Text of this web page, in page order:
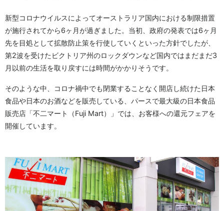
新型コロナウイルスによってオーストラリア国内における制限措置
が施行されてから6ヶ月が過ぎました。当初、政府の発表では6ヶ月
先を目処として拡散防止策を行使していくといった方針でしたが、
第2波を受けたビクトリア州のロックダウンなど国内ではまだまだ3
月以前の生活を取り戻すには時間がかかりそうです。
そのような中、コロナ禍中でも閉業することなく開店し続けた日本
食品や日本のお酒などを販売している、パースで最大級の日本食品
販売店「不二マート（Fuji Mart）」では、お客様への還元フェアを
開催しています。